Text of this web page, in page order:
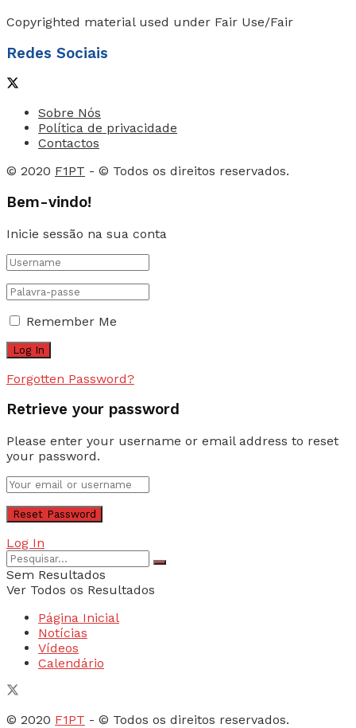
Copyrighted material used under Fair Use/Fair
Redes Sociais
Sobre Nós
Política de privacidade
Contactos
© 2020 F1PT - © Todos os direitos reservados.
Bem-vindo!
Inicie sessão na sua conta
Remember Me
Forgotten Password?
Retrieve your password
Please enter your username or email address to reset
your password.
Log In
Sem Resultados
Ver Todos os Resultados
Página Inicial
Notícias
Vídeos
Calendário
© 2020 F1PT - © Todos os direitos reservados.